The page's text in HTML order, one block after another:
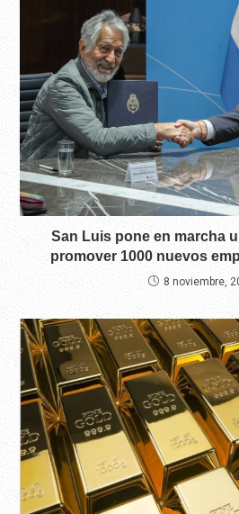
San Luis pone en marcha
promover 1000 nuevos
8 noviembre,